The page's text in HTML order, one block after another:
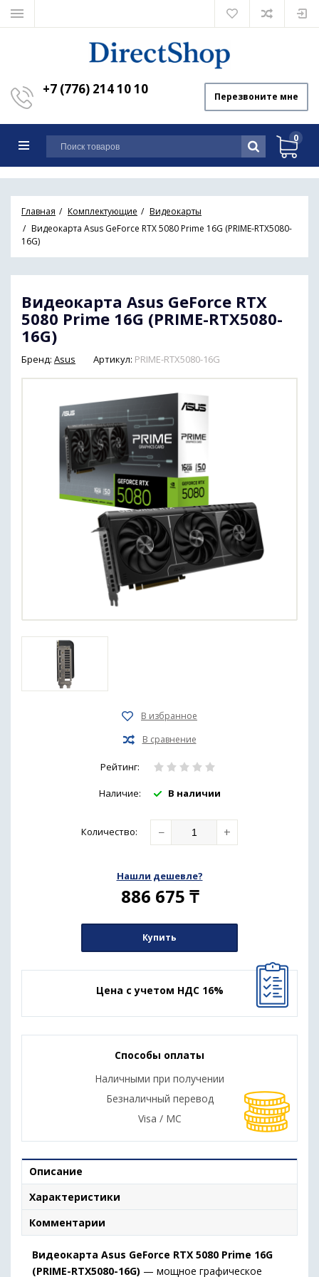
+7 (776) 214 10 10 Перезвоните мне
0
Главная Комплектующие
Видеокарты
Видеокарта Asus GeForce RTX 5080 Prime 16G (PRIME-RTX5080-
16G)
Видеокарта Asus GeForce RTX
5080 Prime 16G (PRIME-RTX5080-
16G)
Бренд: Asus Артикул: PRIME-RTX5080-16G
Рейтинг:
Наличие: В наличии
Количество: − +
Нашли дешевле?
886 675 ₸
Купить
Цена с учетом НДС 16%
Способы оплаты
Наличными при получении
Безналичный перевод
Visa / MC
Описание
Характеристики
Комментарии
Видеокарта Asus GeForce RTX 5080 Prime 16G
(PRIME-RTX5080-16G) — мощное графическое